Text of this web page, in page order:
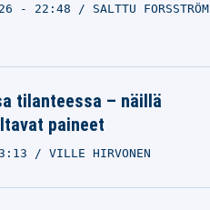
- 22:48 SALTTU FORSSTRÖM
tilanteessa – näillä
paineet
VILLE HIRVONEN